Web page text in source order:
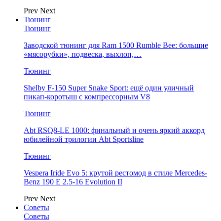
Prev Next
Тюнинг
Тюнинг
Заводской тюнинг для Ram 1500 Rumble Bee: большие
«мясорубки», подвеска, выхлоп,…
Тюнинг
Shelby F-150 Super Snake Sport: ещё один уличный
пикап-коротыш с компрессорным V8
Тюнинг
Abt RSQ8-LE 1000: финальный и очень яркий аккорд
юбилейной трилогии Abt Sportsline
Тюнинг
Vespera Iride Evo 5: крутой рестомод в стиле Mercedes-
Benz 190 E 2.5-16 Evolution II
Prev Next
Советы
Советы